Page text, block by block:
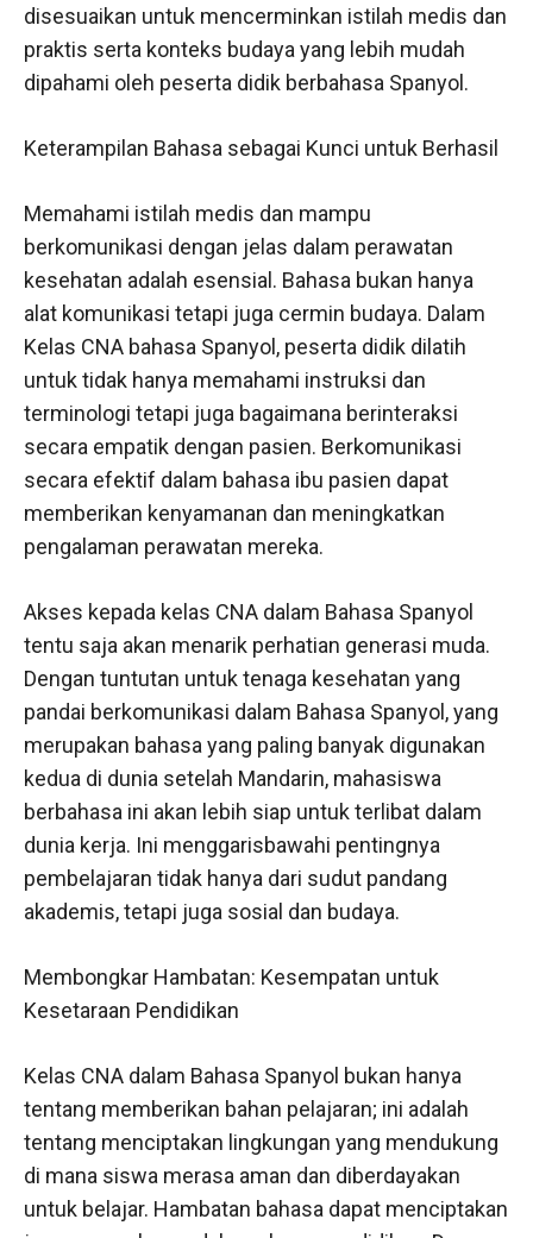
disesuaikan untuk mencerminkan istilah medis dan
praktis serta konteks budaya yang lebih mudah
dipahami oleh peserta didik berbahasa Spanyol.
Keterampilan Bahasa sebagai Kunci untuk Berhasil
Memahami istilah medis dan mampu
berkomunikasi dengan jelas dalam perawatan
kesehatan adalah esensial. Bahasa bukan hanya
alat komunikasi tetapi juga cermin budaya. Dalam
Kelas CNA bahasa Spanyol, peserta didik dilatih
untuk tidak hanya memahami instruksi dan
terminologi tetapi juga bagaimana berinteraksi
secara empatik dengan pasien. Berkomunikasi
secara efektif dalam bahasa ibu pasien dapat
memberikan kenyamanan dan meningkatkan
pengalaman perawatan mereka.
Akses kepada kelas CNA dalam Bahasa Spanyol
tentu saja akan menarik perhatian generasi muda.
Dengan tuntutan untuk tenaga kesehatan yang
pandai berkomunikasi dalam Bahasa Spanyol, yang
merupakan bahasa yang paling banyak digunakan
kedua di dunia setelah Mandarin, mahasiswa
berbahasa ini akan lebih siap untuk terlibat dalam
dunia kerja. Ini menggarisbawahi pentingnya
pembelajaran tidak hanya dari sudut pandang
akademis, tetapi juga sosial dan budaya.
Membongkar Hambatan: Kesempatan untuk
Kesetaraan Pendidikan
Kelas CNA dalam Bahasa Spanyol bukan hanya
tentang memberikan bahan pelajaran; ini adalah
tentang menciptakan lingkungan yang mendukung
di mana siswa merasa aman dan diberdayakan
untuk belajar. Hambatan bahasa dapat menciptakan